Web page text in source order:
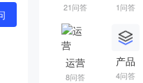
21问答 1问答
运营
8问答
产品
4问答